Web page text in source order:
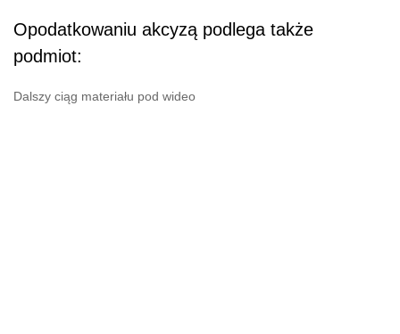
Opodatkowaniu akcyzą podlega także
podmiot:
Dalszy ciąg materiału pod wideo